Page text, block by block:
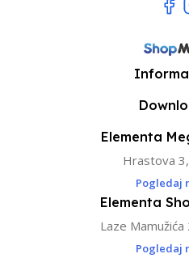
Elementa
Hrastova
Pogledaj
Elementa
Laze Mamužića
Pogledaj